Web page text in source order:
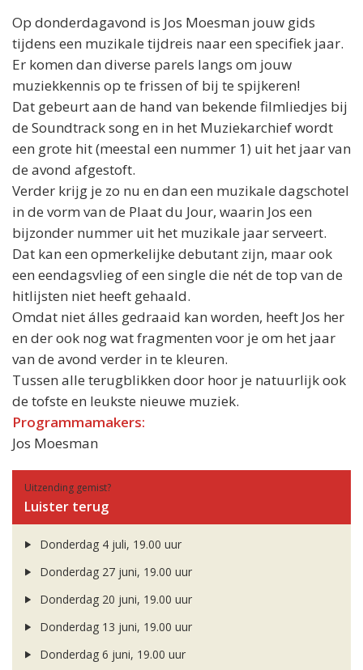
Op donderdagavond is Jos Moesman jouw gids
tijdens een muzikale tijdreis naar een specifiek jaar.
Er komen dan diverse parels langs om jouw
muziekkennis op te frissen of bij te spijkeren!
Dat gebeurt aan de hand van bekende filmliedjes bij
de Soundtrack song en in het Muziekarchief wordt
een grote hit (meestal een nummer 1) uit het jaar van
de avond afgestoft.
Verder krijg je zo nu en dan een muzikale dagschotel
in de vorm van de Plaat du Jour, waarin Jos een
bijzonder nummer uit het muzikale jaar serveert.
Dat kan een opmerkelijke debutant zijn, maar ook
een eendagsvlieg of een single die nét de top van de
hitlijsten niet heeft gehaald.
Omdat niet álles gedraaid kan worden, heeft Jos her
en der ook nog wat fragmenten voor je om het jaar
van de avond verder in te kleuren.
Tussen alle terugblikken door hoor je natuurlijk ook
de tofste en leukste nieuwe muziek.
Programmamakers:
Jos Moesman
Uitzending gemist?
Luister terug
Donderdag 4 juli, 19.00 uur
Donderdag 27 juni, 19.00 uur
Donderdag 20 juni, 19.00 uur
Donderdag 13 juni, 19.00 uur
Donderdag 6 juni, 19.00 uur